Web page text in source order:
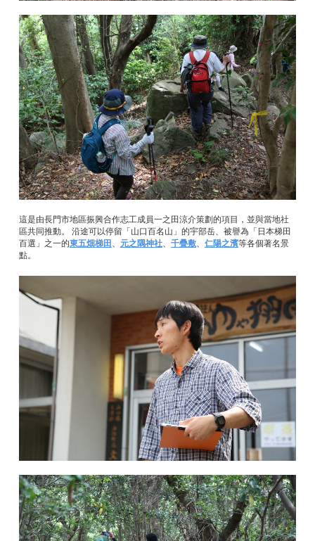
這是由長門市地區振興合作志工成員一之田涼介策劃的項目，並與當地社
區共同推動。 沿途可以停留「山口百名山」的宇部岳、被譽為「日本梯田
百選」之一的東五畑梯田 、 元之隅神社、 千疊敷、 仁陽之濱等各個著名景
點。